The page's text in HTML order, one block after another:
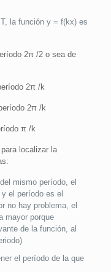
la función y = f(kx) es
2π/2 o sea de
2π/k
2π/k
π/k
localizar la
mismo período, el
el período es el
no hay problema, el
mayor porque
de la función, al
el período de la que